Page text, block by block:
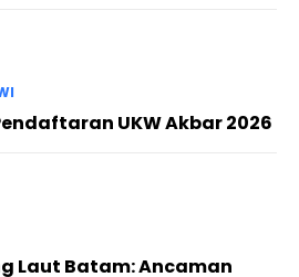
UKW Akbar 2026
Laut Batam: Ancaman